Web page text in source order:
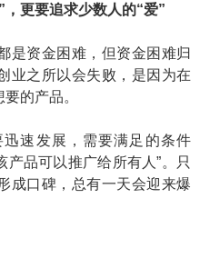
更要追求少数人的“爱”
资金困难，但资金困难归
业之所以会失败，是因为在
的产品。
速发展，需要满足的条件
产品可以推广给所有人”。只
成口碑，总有一天会迎来爆